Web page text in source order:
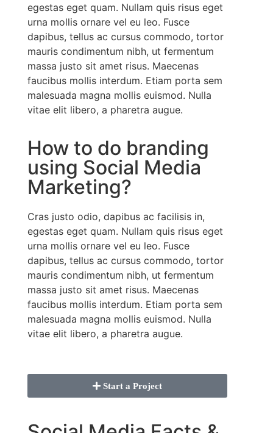
egestas eget quam. Nullam quis risus eget
urna mollis ornare vel eu leo. Fusce
dapibus, tellus ac cursus commodo, tortor
mauris condimentum nibh, ut fermentum
massa justo sit amet risus. Maecenas
faucibus mollis interdum. Etiam porta sem
malesuada magna mollis euismod. Nulla
vitae elit libero, a pharetra augue.
How to do branding
using Social Media
Marketing?
Cras justo odio, dapibus ac facilisis in,
egestas eget quam. Nullam quis risus eget
urna mollis ornare vel eu leo. Fusce
dapibus, tellus ac cursus commodo, tortor
mauris condimentum nibh, ut fermentum
massa justo sit amet risus. Maecenas
faucibus mollis interdum. Etiam porta sem
malesuada magna mollis euismod. Nulla
vitae elit libero, a pharetra augue.
Start a Project